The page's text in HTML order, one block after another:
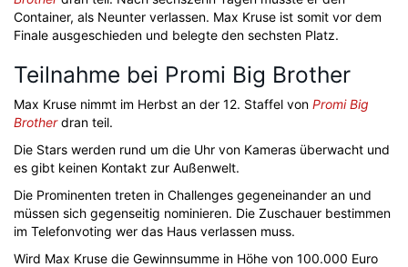
Container, als Neunter verlassen. Max Kruse ist somit vor dem
Finale ausgeschieden und belegte den sechsten Platz.
Teilnahme bei Promi Big Brother
Max Kruse nimmt im Herbst an der 12. Staffel von Promi Big
Brotherdran teil.
Die Stars werden rund um die Uhr von Kameras überwacht und
es gibt keinen Kontakt zur Außenwelt.
Die Prominenten treten in Challenges gegeneinander an und
müssen sich gegenseitig nominieren. Die Zuschauer bestimmen
im Telefonvoting wer das Haus verlassen muss.
Wird Max Kruse die Gewinnsumme in Höhe von 100.000 Euro